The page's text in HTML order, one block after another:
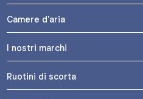
Camere d'aria
I nostri marchi
Ruotini di scorta